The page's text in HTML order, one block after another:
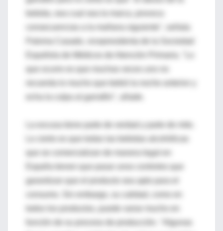
consecuencias a la mañana siguiente", señala
Española de Médicos de Atención Primaria. "Lo
echa la culpa al garrafón", añade.
que se comercializan de manera legal en
España tienen que pasar unos controles que
garantizan que el producto sea apto para el
consumo. Sin embargo, su calidad, como en
función de su proceso de producción. "Algunas